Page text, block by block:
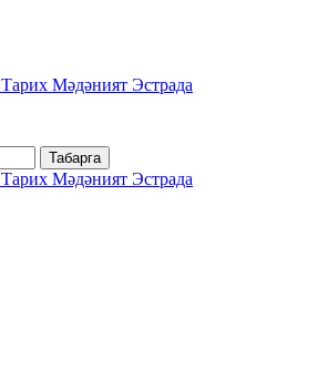
Тарих Мәдәният Эстрада
Табарга
Тарих Мәдәният Эстрада